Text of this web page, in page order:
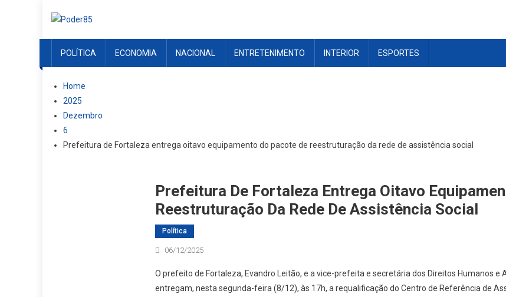
POLÍTICA
ECONOMIA NACIONAL ENTRETENIMENTO INTERIOR ESPORTES
Home
2025
Dezembro
6
Prefeitura de Fortaleza entrega oitavo equipamento do pacote de reestruturação da rede de assistência social
Prefeitura De Fortaleza Entrega Oitavo
Reestruturação Da Rede De Assistência Social
Política
06/12/2025
O prefeito de Fortaleza, Evandro Leitão, e a vice-prefeita e secretária dos Direitos Humanos e
entregam, nesta segunda-feira (8/12), às 17h, a requalificação do Centro de Referência de